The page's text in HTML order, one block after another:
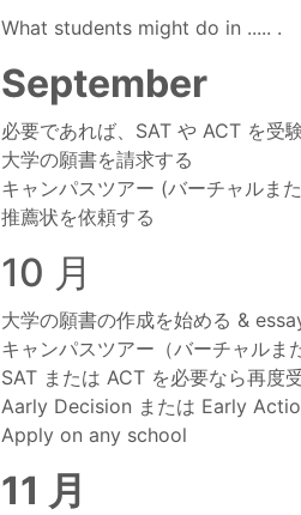
What students might do in ..... .
September
必要であれば、SAT や ACT を受
大学の願書を請求する
キャンパスツアー (バーチャルま
推薦状を依頼する
10 月
大学の願書の作成を始める &
キャンパスツアー（バーチャルま
SAT または ACT を必要なら再度
Aarly Decision または Early
Apply on any school
11 月